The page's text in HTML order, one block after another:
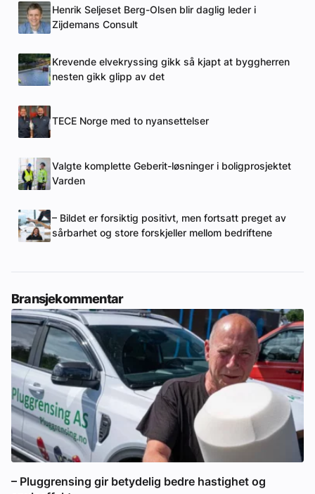
Henrik Seljeset Berg-Olsen blir daglig leder i
Zijdemans Consult
Krevende elvekryssing gikk så kjapt at byggherren
nesten gikk glipp av det
TECE Norge med to nyansettelser
Valgte komplette Geberit-løsninger i boligprosjektet
Varden
– Bildet er forsiktig positivt, men fortsatt preget av
sårbarhet og store forskjeller mellom bedriftene
Bransjekommentar
– Pluggrensing gir betydelig bedre hastighet og